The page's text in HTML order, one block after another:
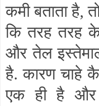
कमी बताता है,
कि तरह तरह
और तेल
है. कारण चाहे
एक ही है और